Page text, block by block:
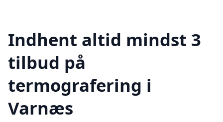
Indhent altid mindst 3
tilbud på
termografering i
Varnæs